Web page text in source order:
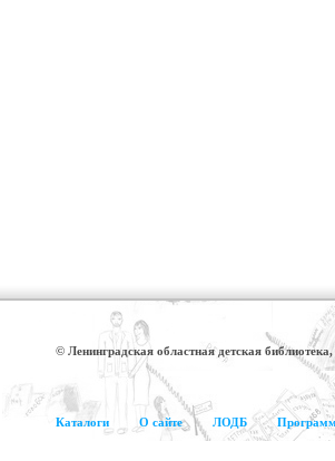
© Ленинградская областная детская
Каталоги О сайте ЛОДБ